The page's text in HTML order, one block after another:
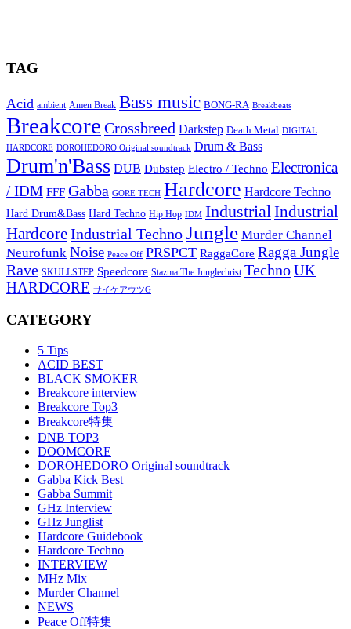
TAG
Acid ambient Amen Break Bass music BONG-RA Breakbeats
Breakcore Crossbreed Darkstep Death Metal DIGITAL
HARDCORE DOROHEDORO Original soundtrack Drum & Bass
Drum'n'Bass DUB Dubstep Electro / Techno Electronica
/ IDM FFF Gabba GORE TECH Hardcore Hardcore Techno
Hard Drum&Bass Hard Techno Hip Hop IDM IndustrialIndustrial
HardcoreIndustrial TechnoJungle Murder Channel
Neurofunk Noise Peace Off PRSPCT RaggaCore Ragga Jungle
Rave SKULLSTEP Speedcore Stazma The Junglechrist TechnoUK
HARDCORE サイケアウツG
CATEGORY
5 Tips
ACID BEST
BLACK SMOKER
Breakcore interview
Breakcore Top3
Breakcore特集
DNB TOP3
DOOMCORE
DOROHEDORO Original soundtrack
Gabba Kick Best
Gabba Summit
GHz Interview
GHz Junglist
Hardcore Guidebook
Hardcore Techno
INTERVIEW
MHz Mix
Murder Channel
NEWS
Peace Off特集